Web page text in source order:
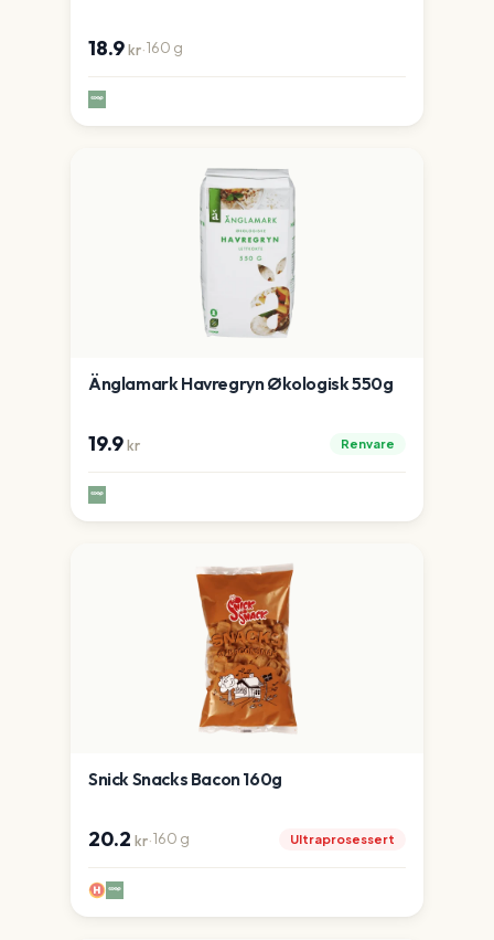
18.9kr·160 g
Änglamark Havregryn Økologisk 550g
19.9kr Renvare
Snick Snacks Bacon 160g
20.2 kr·160 g Ultraprosessert